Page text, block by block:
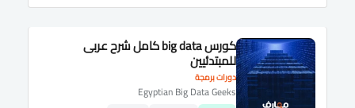
دورات برمجة
كورس big data كامل شرح عربى
للمبتدئيين
Egyptian Big Data Geeks